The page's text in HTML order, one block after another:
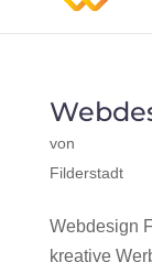
von
Filderstadt
Webdesign
kreative